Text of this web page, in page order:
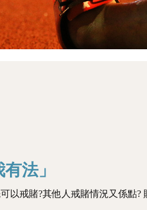
有法」
以戒賭?其他人戒賭情況又係點?